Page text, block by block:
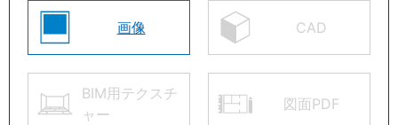
画像 CAD
BIM用テクスチ
ャー
図面PDF